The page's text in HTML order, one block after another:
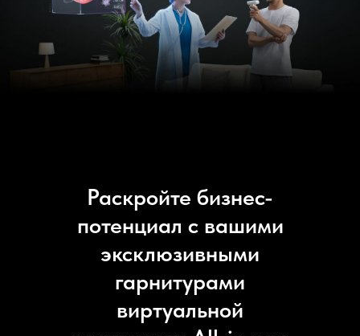
Раскройте бизнес-
потенциал с вашими
эксклюзивными
гарнитурами
виртуальной